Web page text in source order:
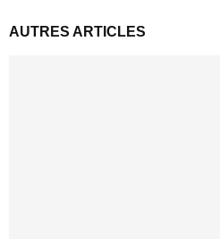
AUTRES ARTICLES